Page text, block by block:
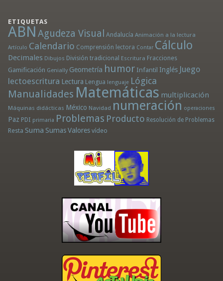
ETIQUETAS
ABN Agudeza Visual Andalucía Animación a la lectura
Artículo Calendario Comprensión lectora Contar Cálculo
Decimales Dibujos División tradicional Escritura Fracciones
Gamificación Genially Geometría humor Infantil Inglés Juego
lectoescritura Lectura Lengua lenguaje Lógica
Manualidades Matemáticas multiplicación
Máquinas didácticas México Navidad numeración operaciones
Paz PDI primaria Problemas Producto Resolución de Problemas
Resta Suma Sumas Valores vídeo